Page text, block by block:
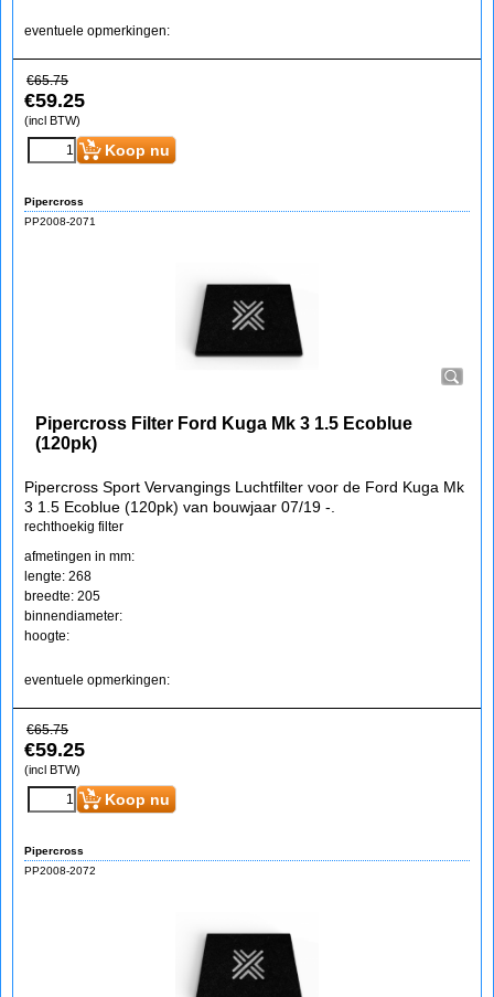
eventuele opmerkingen:
€65.75
€59.25
(incl BTW)
Koop nu
Pipercross
PP2008-2071
Pipercross Filter Ford Kuga Mk 3 1.5 Ecoblue
(120pk)
Pipercross Sport Vervangings Luchtfilter voor de Ford Kuga Mk
3 1.5 Ecoblue (120pk) van bouwjaar 07/19 -.
rechthoekig filter
afmetingen in mm:
lengte: 268
breedte: 205
binnendiameter:
hoogte:
eventuele opmerkingen:
€65.75
€59.25
(incl BTW)
Koop nu
Pipercross
PP2008-2072